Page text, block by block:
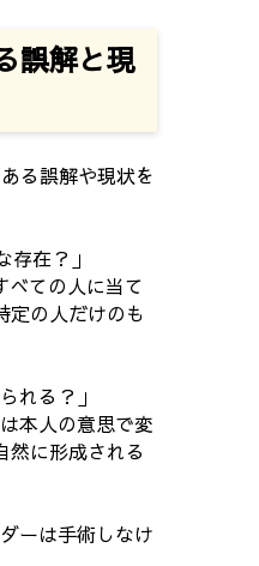
誤解と現
る誤解や現状を
在？」
ての人に当て
定の人だけのも
れる？」
本人の意思で変
然に形成される
ーは手術しなけ